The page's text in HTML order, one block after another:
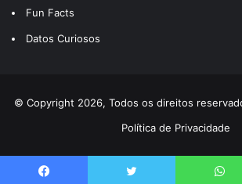
Fun Facts
Datos Curiosos
© Copyright 2026, Todos os direitos
Política de Privacidade